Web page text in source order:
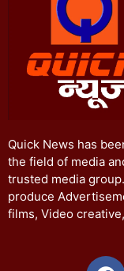
Quick News has
the field of media
trusted media
produce
films, Video